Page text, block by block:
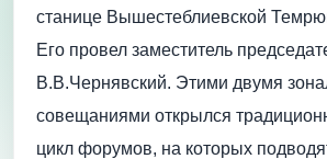
станице Вышестеблиевской
Его провел заместитель
В.В.Чернявский. Этими двумя
совещаниями открылся
цикл форумов, на которых